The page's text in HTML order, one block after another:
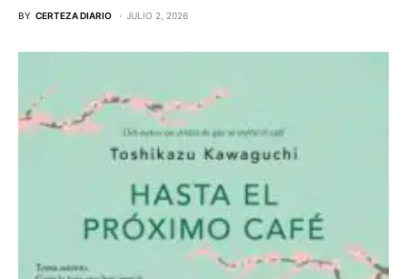
BY CERTEZA DIARIO JULIO 2, 2026